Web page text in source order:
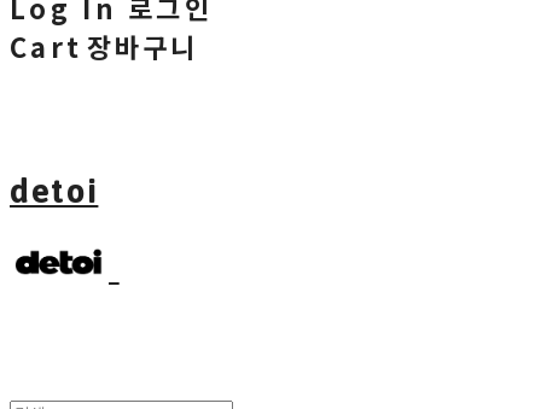
Cart 장바구니
detoi